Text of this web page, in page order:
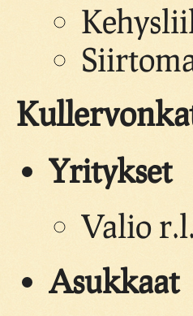
Yritykset
Valio
Asukkaat